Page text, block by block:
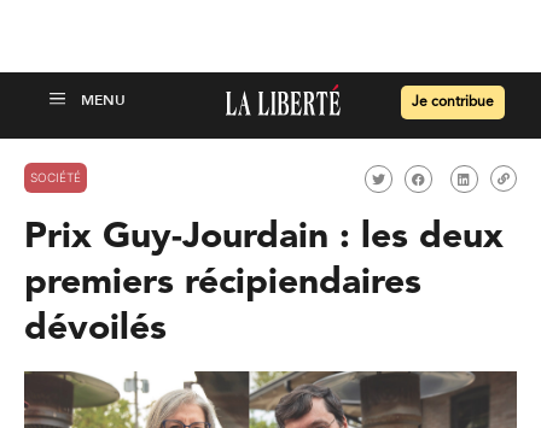
Je contribue
SOCIÉTÉ
Prix Guy-Jourdain : les deux
premiers récipiendaires
dévoilés